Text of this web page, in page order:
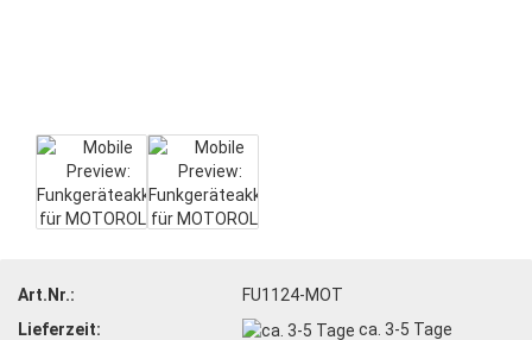
Art.Nr.:
FU1124-MOT
Lieferzeit:
ca. 3-5 Tage